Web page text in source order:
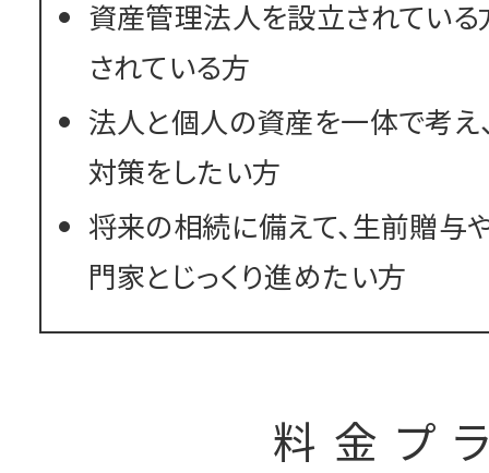
資産管理法人を設立されている
されている方
法人と個人の資産を一体で考え
対策をしたい方
将来の相続に備えて、生前贈与
門家とじっくり進めたい方
料金プ